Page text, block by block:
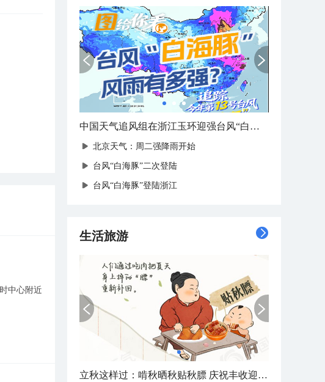
中心附近
中国天气追风组在浙江玉环迎强台风“白海豚”登陆
北京天气：周二强降雨开始
台风“白海豚”二次登陆
台风“白海豚”登陆浙江
生活旅游
立秋这样过：啃秋晒秋贴秋膘 庆祝丰收迎秋来